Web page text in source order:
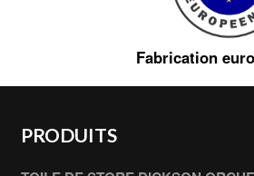
Fabrication
PRODUITS